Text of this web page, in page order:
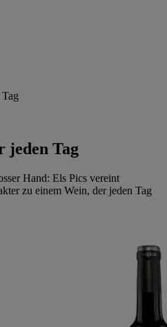
jeden Tag
Hand: Els Pics vereint
zu einem Wein, der jeden Tag